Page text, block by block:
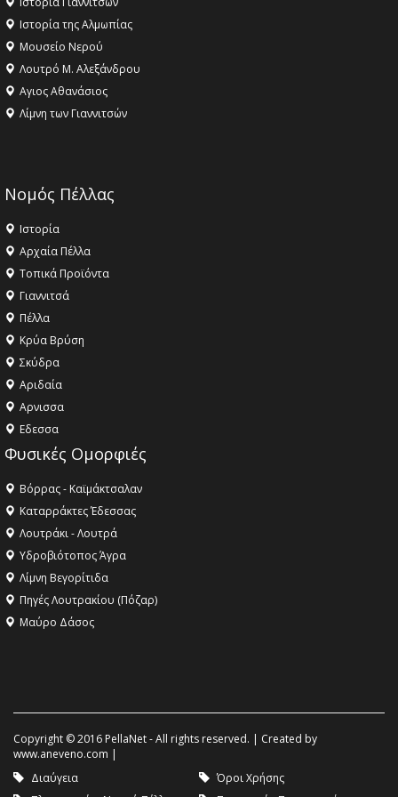
Ιστορία της Αλμωπίας
Μουσείο Νερού
Λουτρό Μ. Αλεξάνδρου
Αγιος Αθανάσιος
Λίμνη των Γιαννιτσών
Νομός Πέλλας
Ιστορία
Αρχαία Πέλλα
Τοπικά Προϊόντα
Γιαννιτσά
Πέλλα
Κρύα Βρύση
Σκύδρα
Αριδαία
Aρνισσα
Eδεσσα
Φυσικές Ομορφιές
Βόρρας - Καϊμάκτσαλαν
Καταρράκτες Έδεσσας
Λουτράκι - Λουτρά
Υδροβιότοπος Άγρα
Λίμνη Βεγορίτιδα
Πηγές Λουτρακίου (Πόζαρ)
Μαύρο Δάσος
Copyright © 2016 PellaNet - All rights reserved. | Created by
www.aneveno.com |
Διαύγεια
Όροι Χρήσης